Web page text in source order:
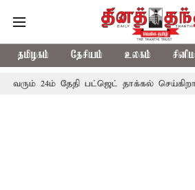
தமிழகம் தேசியம் உலகம்
தேதி பட்ஜெட் தாக்கல் செய்கிறார் முதல்-